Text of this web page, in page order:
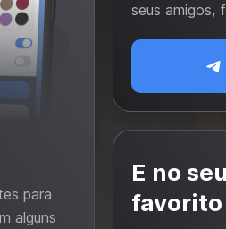
para
alguns
seus amigos,
E no
favorito